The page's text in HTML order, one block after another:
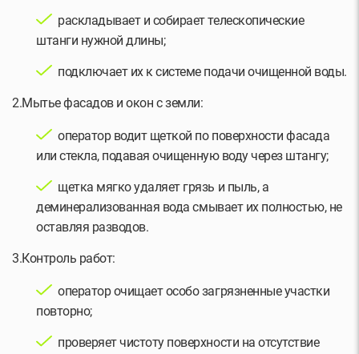
раскладывает и собирает телескопические
штанги нужной длины;
подключает их к системе подачи очищенной воды.
2.Мытье фасадов и окон с земли:
оператор водит щеткой по поверхности фасада
или стекла, подавая очищенную воду через штангу;
щетка мягко удаляет грязь и пыль, а
деминерализованная вода смывает их полностью, не
оставляя разводов.
3.Контроль работ:
оператор очищает особо загрязненные участки
повторно;
проверяет чистоту поверхности на отсутствие